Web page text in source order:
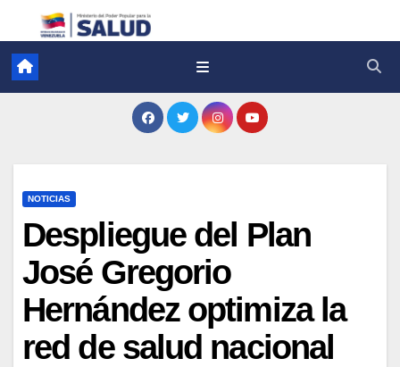
NOTICIAS
Despliegue del Plan
José Gregorio
Hernández optimiza la
red de salud nacional